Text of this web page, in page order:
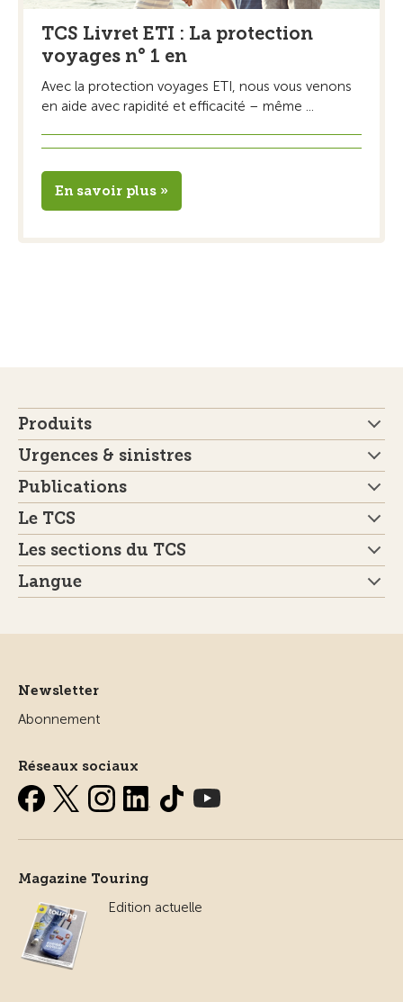
TCS Livret ETI : La protection
voyages n° 1 en
Avec la protection voyages ETI, nous vous venons
en aide avec rapidité et efficacité – même ...
En savoir plus »
Produits
Urgences & sinistres
Publications
Le TCS
Les sections du TCS
Langue
Newsletter
Abonnement
Réseaux sociaux
Magazine Touring
Edition actuelle